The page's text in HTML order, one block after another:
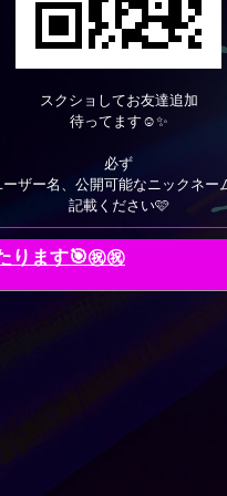
スクショしてお友達追加
待ってます☺️✨️
必ず
ーザー名、公開可能なニックネー
記載ください🩷
ります🎯㊗️㊗️